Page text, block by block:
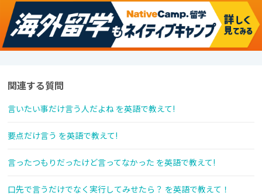
関連する質問
言いたい事だけ言う人だよね を英語で教えて!
要点だけ言う を英語で教えて!
言ったつもりだったけど言ってなかった を英語で教えて!
口先で言うだけでなく実行してみせたら？ を英語で教えて！